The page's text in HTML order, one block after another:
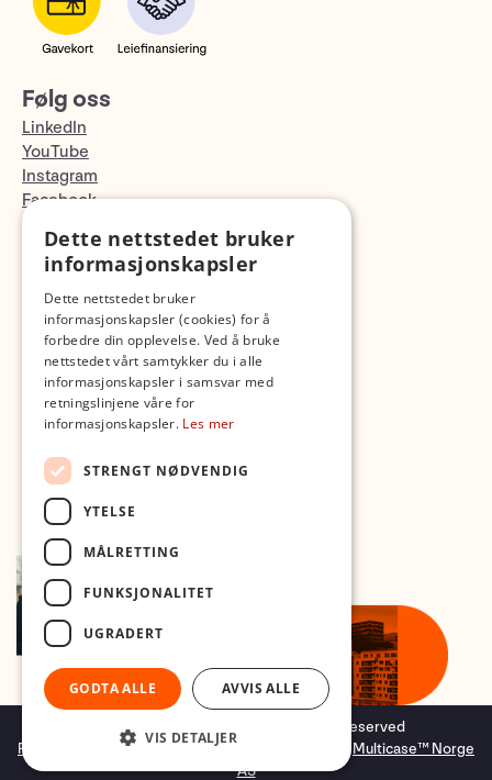
Følg oss
LinkedIn
YouTube
Instagram
Facebook
TikTok
Fotopodden
Med forbehold om skrive- og lagerfeil
Copyright © 2026 Foto.no - All rights reserved
Forretningssystem og nettbutikkløsning levert avMulticase™ Norge
AS
Dette nettstedet bruker
informasjonskapsler
Dette nettstedet bruker
informasjonskapsler (cookies) for å
forbedre din opplevelse. Ved å bruke
nettstedet vårt samtykker du i alle
informasjonskapsler i samsvar med
retningslinjene våre for
informasjonskapsler. Les mer
STRENGT NØDVENDIG
YTELSE
MÅLRETTING
FUNKSJONALITET
UGRADERT
GODTA ALLE AVVIS ALLE
VIS DETALJER